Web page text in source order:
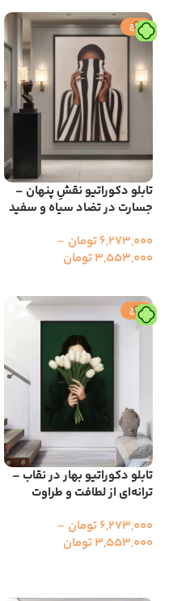
حراج
تابلو دکوراتیو نقشِ پنهان –
جسارت در تضاد سیاه و سفید
6,273,000تومان –
3,553,000تومان
حراج
تابلو دکوراتیو بهار در نقاب –
ترانه‌ای از لطافت و طراوت
6,273,000تومان –
3,553,000تومان